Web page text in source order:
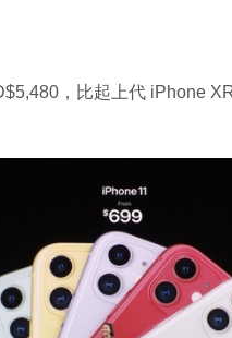
，比起上代 iPhone